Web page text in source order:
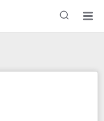
/ Rabais /